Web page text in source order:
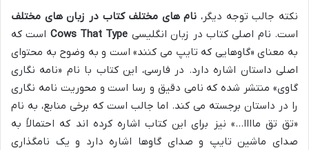
نکته جالب توجه دیگر، نام های مختلف کتاب در زبان های مختلف
است. نام اصلی کتاب در زبان انگلیسی Cows That Type است که
به معنای «گاوهایی که تایپ می کنند» است و به وضوح به محتوای
اصلی داستان اشاره دارد. در فارسی، این کتاب با نام «نامه نگاری
گاوی» منتشر شده که نامی دقیق و رسا است و محوریت نامه نگاری
را در داستان برجسته می کند. اما جالب است که برخی منابع، به نام
«تق تق ماااا…» نیز برای این کتاب اشاره کرده اند که احتمالاً به
صدای ماشین تایپ و صدای گاوها اشاره دارد و یک نامگذاری